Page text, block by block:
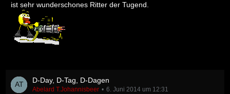
ist sehr wunderschones Ritter der Tugend.
D-Day, D-Tag, D-Dagen
Abelard T.Johannisbeer 6. Juni 2014 um 12:31